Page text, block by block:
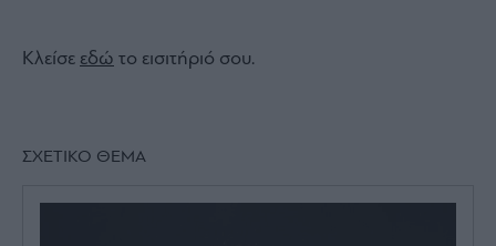
Κλείσε εδώ το εισιτήριό σου.
ΣΧΕΤΙΚΟ ΘΕΜΑ